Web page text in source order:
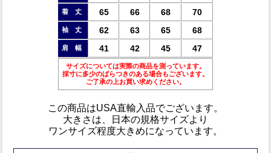
着 丈 65 66 68 70
袖 丈 62 63 65 68
肩 幅 41 42 45 47
サイズについては実際の商品を測っています。
採寸に多少のばらつきのある場合もございます。
ご了承の上お買い求めください。
この商品はUSA直輸入品でございます。
大きさは、日本の規格サイズより
ワンサイズ程度大きめになっています。